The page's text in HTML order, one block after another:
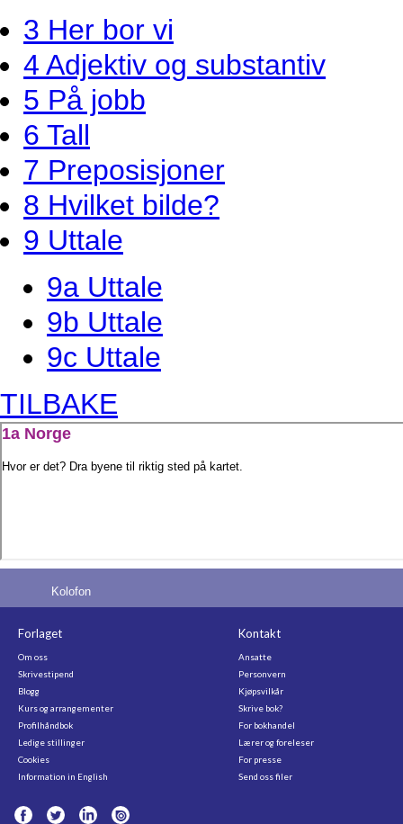
3 Her bor vi
4 Adjektiv og substantiv
5 På jobb
6 Tall
7 Preposisjoner
8 Hvilket bilde?
9 Uttale
9a Uttale
9b Uttale
9c Uttale
TILBAKE
Kolofon
Forlaget
Om oss
Skrivestipend
Blogg
Kurs og arrangementer
Profilhåndbok
Ledige stillinger
Cookies
Information in English
Kontakt
Ansatte
Personvern
Kjøpsvilkår
Skrive bok?
For bokhandel
Lærer og foreleser
For presse
Send oss filer